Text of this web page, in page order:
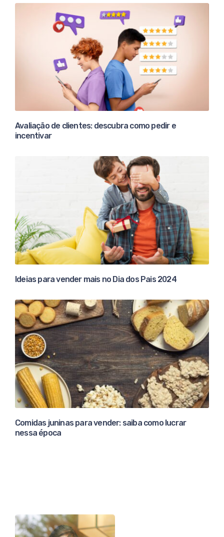
Avaliação de clientes: descubra como pedir e
incentivar
Ideias para vender mais no Dia dos Pais 2024
Comidas juninas para vender: saiba como lucrar
nessa época